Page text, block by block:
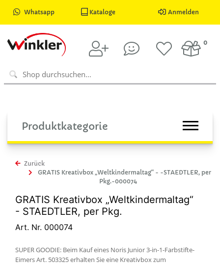
Whatsapp Kataloge Anmelden
0
Produktkategorie
Zurück
GRATIS Kreativbox „Weltkindermaltag“ - -STAEDTLER, per
Pkg.-000074
GRATIS Kreativbox „Weltkindermaltag“
- STAEDTLER, per Pkg.
Art. Nr. 000074
SUPER GOODIE: Beim Kauf eines Noris Junior 3-in-1-Farbstifte-
Eimers Art. 503325 erhalten Sie eine Kreativbox zum